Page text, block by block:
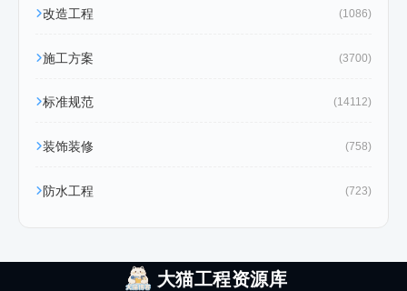
改造工程 (1086)
施工方案 (3700)
标准规范 (14112)
装饰装修 (758)
防水工程 (723)
大猫工程资源库